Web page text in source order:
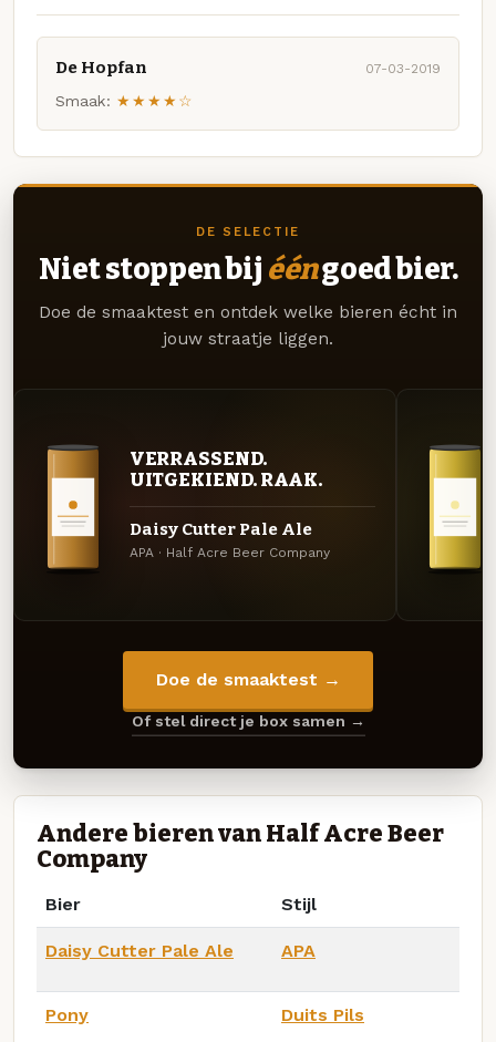
De Hopfan 07-03-2019
Smaak: ★★★★☆
DE SELECTIE
Niet stoppen bij ééngoed bier.
Doe de smaaktest en ontdek welke bieren écht in
jouw straatje liggen.
VERRASSEND.
UITGEKIEND. RAAK.
Daisy Cutter Pale Ale
APA · Half Acre Beer Company
Doe de smaaktest →
Of stel direct je box samen →
Andere bieren van Half Acre Beer
Company
Bier Stijl
Daisy Cutter Pale Ale APA
Pony Duits Pils